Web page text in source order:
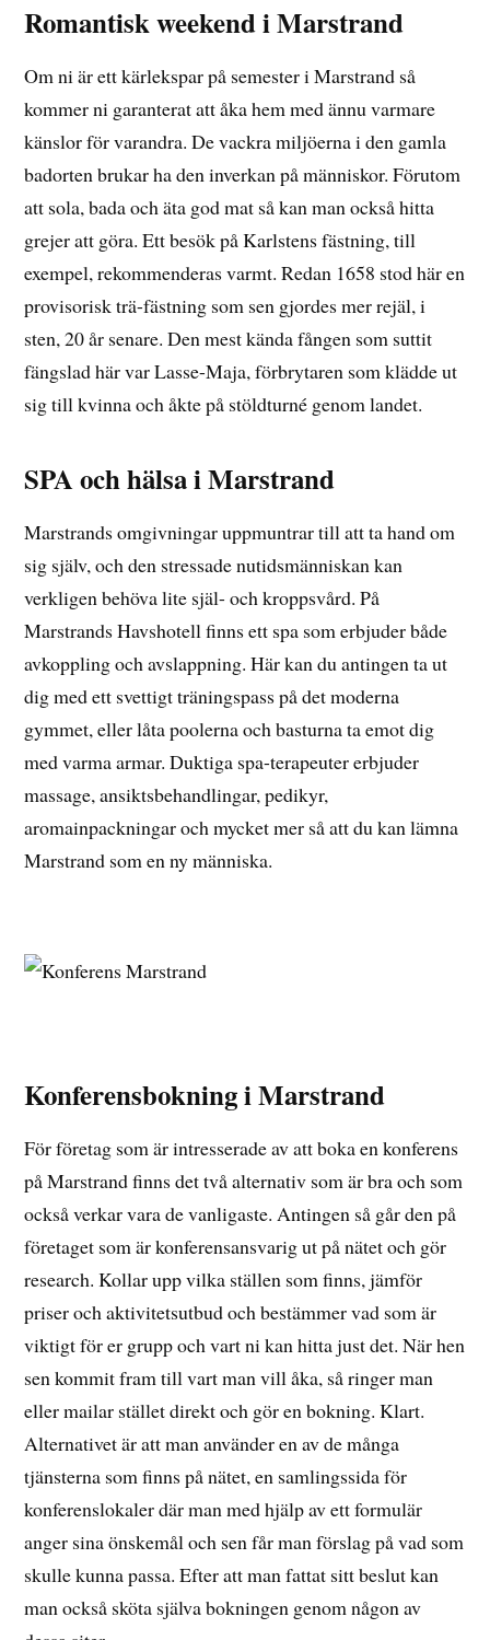
Romantisk weekend i Marstrand
Om ni är ett kärlekspar på semester i Marstrand så
kommer ni garanterat att åka hem med ännu varmare
känslor för varandra. De vackra miljöerna i den gamla
badorten brukar ha den inverkan på människor. Förutom
att sola, bada och äta god mat så kan man också hitta
grejer att göra. Ett besök på Karlstens fästning, till
exempel, rekommenderas varmt. Redan 1658 stod här en
provisorisk trä-fästning som sen gjordes mer rejäl, i
sten, 20 år senare. Den mest kända fången som suttit
fängslad här var Lasse-Maja, förbrytaren som klädde ut
sig till kvinna och åkte på stöldturné genom landet.
SPA och hälsa i Marstrand
Marstrands omgivningar uppmuntrar till att ta hand om
sig själv, och den stressade nutidsmänniskan kan
verkligen behöva lite själ- och kroppsvård. På
Marstrands Havshotell finns ett spa som erbjuder både
avkoppling och avslappning. Här kan du antingen ta ut
dig med ett svettigt träningspass på det moderna
gymmet, eller låta poolerna och basturna ta emot dig
med varma armar. Duktiga spa-terapeuter erbjuder
massage, ansiktsbehandlingar, pedikyr,
aromainpackningar och mycket mer så att du kan lämna
Marstrand som en ny människa.
Konferensbokning i Marstrand
För företag som är intresserade av att boka en konferens
på Marstrand finns det två alternativ som är bra och som
också verkar vara de vanligaste. Antingen så går den på
företaget som är konferensansvarig ut på nätet och gör
research. Kollar upp vilka ställen som finns, jämför
priser och aktivitetsutbud och bestämmer vad som är
viktigt för er grupp och vart ni kan hitta just det. När hen
sen kommit fram till vart man vill åka, så ringer man
eller mailar stället direkt och gör en bokning. Klart.
Alternativet är att man använder en av de många
tjänsterna som finns på nätet, en samlingssida för
konferenslokaler där man med hjälp av ett formulär
anger sina önskemål och sen får man förslag på vad som
skulle kunna passa. Efter att man fattat sitt beslut kan
man också sköta själva bokningen genom någon av